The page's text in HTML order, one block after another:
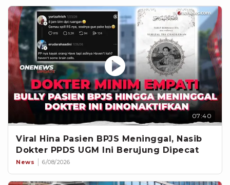
07:40
Viral Hina Pasien BPJS Meninggal, Nasib
Dokter PPDS UGM Ini Berujung Dipecat
News 6/08/2026